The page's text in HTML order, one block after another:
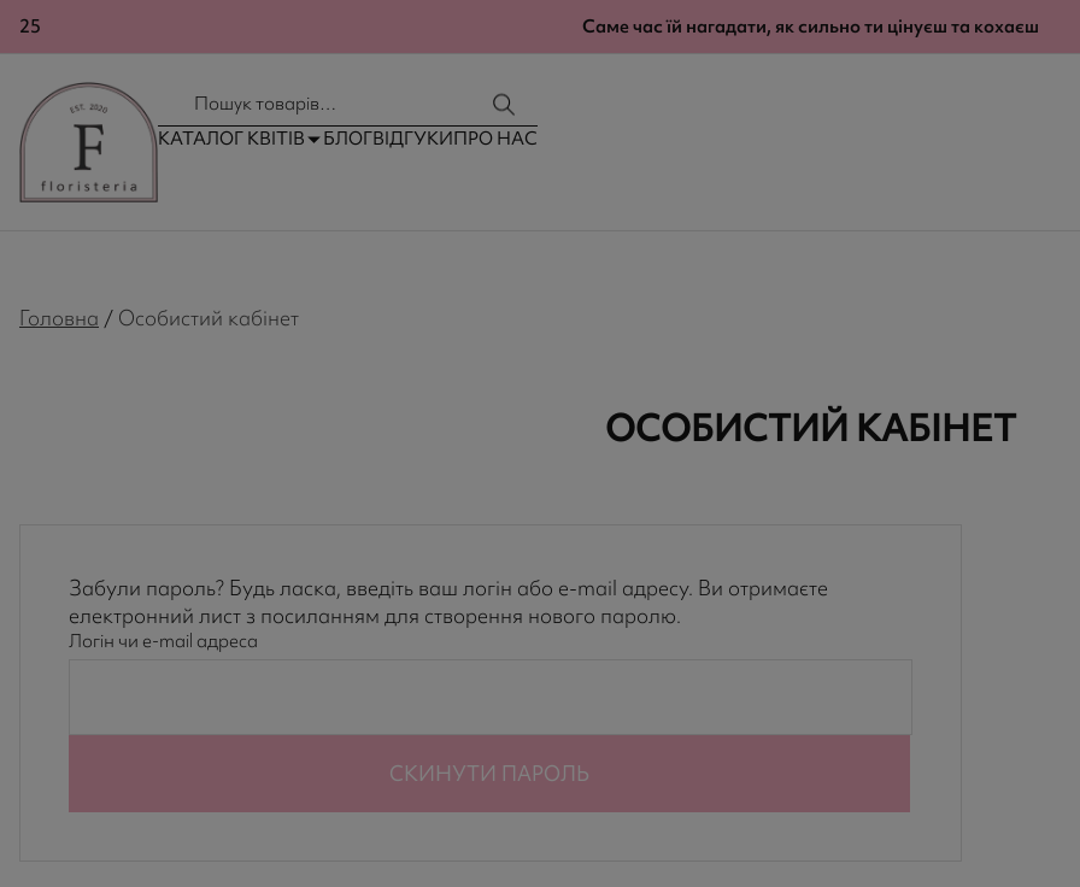
25 Саме час їй нагадати, як сильно ти цінуєш та кохаєш
КОНТАКТИ
КАТАЛОГ КВІТІВ БЛОГВІДГУКИПРО НАС
Головна / Особистий кабінет
ОСОБИСТИЙ КАБІНЕТ
Забули пароль? Будь ласка, введіть ваш логін або e-mail адресу. Ви отримаєте
електронний лист з посиланням для створення нового паролю.
Логін чи e-mail адреса
СКИНУТИ ПАРОЛЬ